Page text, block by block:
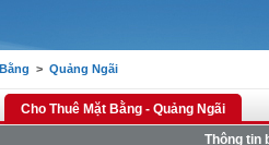
> Quảng Ngãi
Cho Thuê Mặt Bằng - Quảng Ngãi
Thông tin